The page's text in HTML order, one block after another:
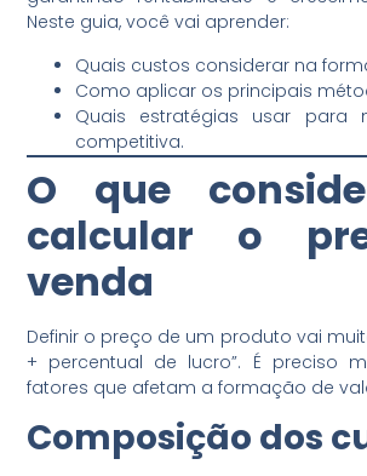
Neste guia, você vai aprender:
Quais custos considerar na
Como aplicar os principais
Quais estratégias usar para
competitiva.
O que
calcular o
venda
Definir o preço de um produto vai
+ percentual de lucro”. É preciso
fatores que afetam a formação de
Composição dos